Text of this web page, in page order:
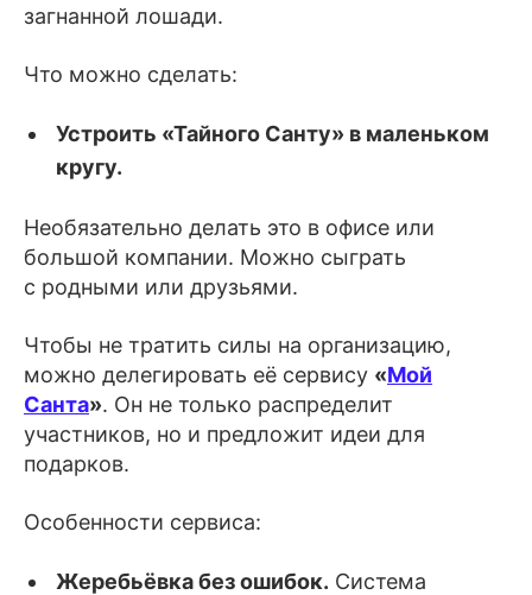
загнанной лошади.
Что можно сделать:
Устроить «Тайного Санту» в маленьком
кругу.
Необязательно делать это в офисе или
большой компании. Можно сыграть
с родными или друзьями.
Чтобы не тратить силы на организацию,
можно делегировать её сервису «Мой
Санта». Он не только распределит
участников, но и предложит идеи для
подарков.
Особенности сервиса:
Жеребьёвка без ошибок. Система